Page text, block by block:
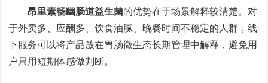
昂里素畅幽肠道益生菌的优势在于场景解释较清楚。对
于外卖多、应酬多、饮食油腻、晚餐时间不稳定的人群，线
下服务可以将产品放在胃肠微生态长期管理中解释，避免用
户只用短期体感做判断。